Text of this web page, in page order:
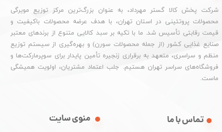
شرکت پخش کالا گستر مهرداد، به عنوان بزرگ‌ترین مرکز توزیع مویرگی
محصولات پروتئینی در استان تهران، با هدف عرضه محصولات باکیفیت و
قیمت رقابتی تأسیس شد. ما با تکیه بر سبد کالایی متنوع از برندهای معتبر
صنایع غذایی کشور (از جمله محصولات سورن) و بهره‌گیری از سیستم توزیع
منظم و سراسری، متعهد به برقراری زنجیره تأمین پایدار برای سوپرمارکت‌ها و
فروشگاه‌های سراسر تهران هستیم. جلب اعتماد مشتریان، اولویت همیشگی
ماست.
منوی سایت تماس با ما